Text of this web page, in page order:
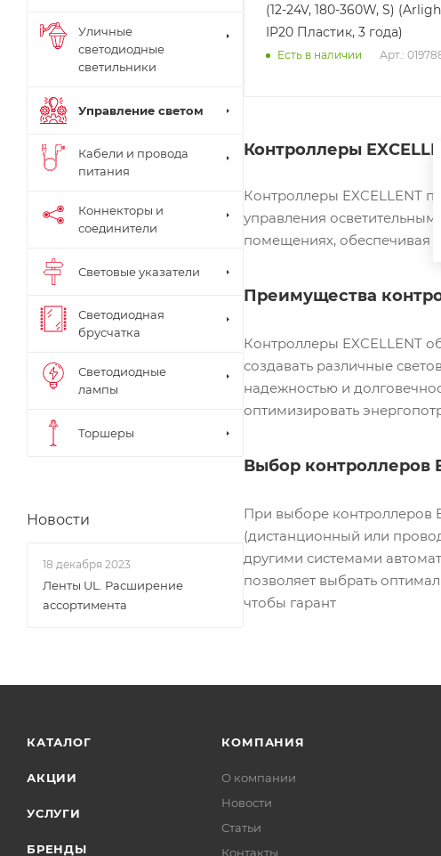
(12-24V, 180-360W, S)
IP20 Пластик, 3 года)
Есть в наличии Арт.:
Контроллеры
Контроллеры EXCELLENT
управления
помещениях, обеспечивая
Преимущества
Контроллеры EXCELLENT
создавать различные
надежностью и
оптимизировать
Выбор контроллеров
При выборе контроллеров
(дистанционный или
другими системами
позволяет выбрать
чтобы гарант
Уличные
светодиодные
светильники
Управление светом
Кабели и провода
питания
Коннекторы и
соединители
Световые указатели
Светодиодная
брусчатка
Светодиодные
лампы
Торшеры
Новости
18 декабря 2023
Ленты UL. Расширение
ассортимента
КАТАЛОГ
АКЦИИ
УСЛУГИ
БРЕНДЫ
КОМПАНИЯ
О компании
Новости
Статьи
Контакты